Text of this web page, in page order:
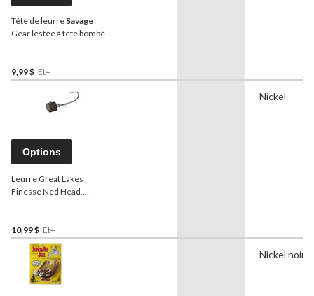
Tête de leurre Savage
Gear lestée à tête bombée
9,99 $ Et+
Options
Leurre Great Lakes
Finesse Ned Head,
10,99 $ Et+
- Nickel
- Nickel noir